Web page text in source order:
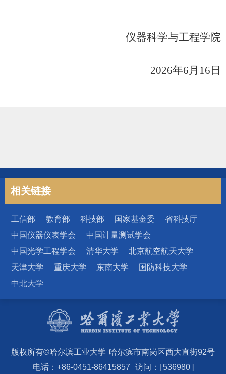
仪器科学与工程学院
2026年6月 16 日
相关链接
工信部 教育部 科技部 国家基金委
省科技厅
中国仪器仪表学会
中国计量测试学会
中国光学工程学会
清华大学
北京航空航天大学
天津大学
重庆大学 东南大学
国防科技大学
中北大学
版权所有©哈尔滨工业大学 哈尔滨市南岗区西大直街92号
电话：+86-0451-86415857
访问：[ 536980 ]